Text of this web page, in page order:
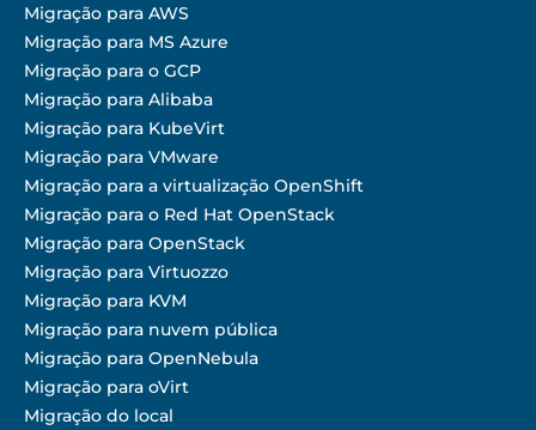
Migração para AWS
Migração para MS Azure
Migração para o GCP
Migração para Alibaba
Migração para KubeVirt
Migração para VMware
Migração para a virtualização OpenShift
Migração para o Red Hat OpenStack
Migração para OpenStack
Migração para Virtuozzo
Migração para KVM
Migração para nuvem pública
Migração para OpenNebula
Migração para oVirt
Migração do local